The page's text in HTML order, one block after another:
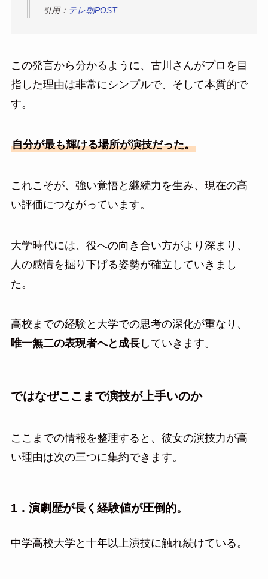
引用： テレ朝POST
この発言から分かるように、古川さんがプロを目
指した理由は非常にシンプルで、そして本質的で
す。
自分が最も輝ける場所が演技だった。
これこそが、強い覚悟と継続力を生み、現在の高
い評価につながっています。
大学時代には、役への向き合い方がより深まり、
人の感情を掘り下げる姿勢が確立していきまし
た。
高校までの経験と大学での思考の深化が重なり、
唯一無二の表現者へと成長していきます。
ではなぜここまで演技が上手いのか
ここまでの情報を整理すると、彼女の演技力が高
い理由は次の三つに集約できます。
1．演劇歴が長く経験値が圧倒的。
中学高校大学と十年以上演技に触れ続けている。